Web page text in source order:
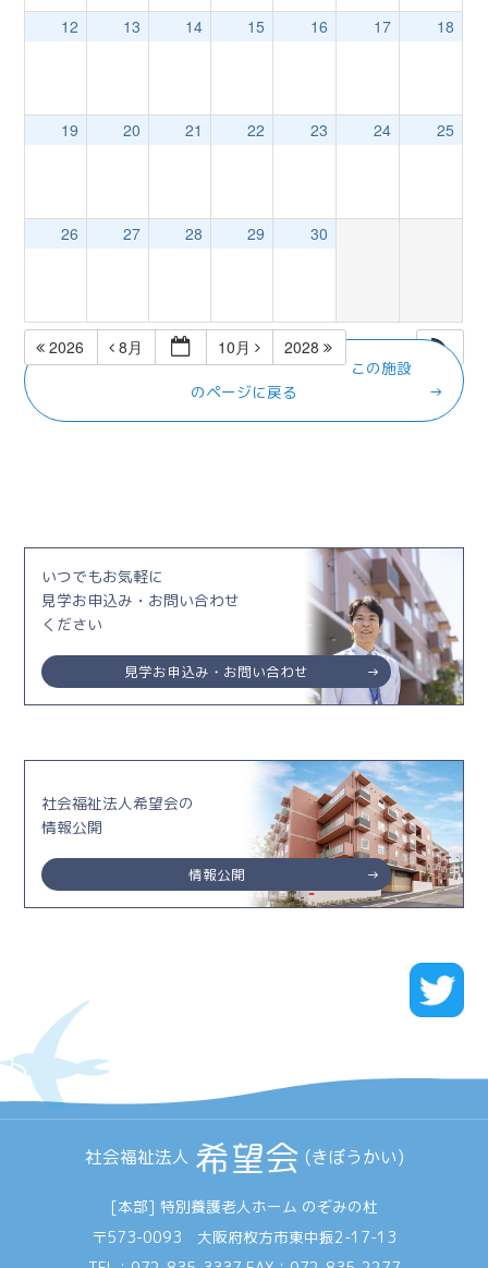
12 13 14 15 16 17 18
19 20 21 22 23 24 25
26 27 28 29 30
2026 8月 10月 2028
この施設
のページに戻る
いつでもお気軽に
見学お申込み・お問い合わせ
ください
見学お申込み・お問い合わせ
社会福祉法人希望会の
情報公開
情報公開
社会福祉法人 希望会 (きぼうかい)
[本部] 特別養護老人ホーム のぞみの杜
〒573-0093 大阪府枚方市東中振2-17-13